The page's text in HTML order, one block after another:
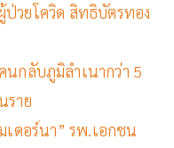
วยโควิด สิทธิบัตรทอง
นกลับภูมิลำเนากว่า 5
ราย
เดอร์นา” รพ.เอกชน